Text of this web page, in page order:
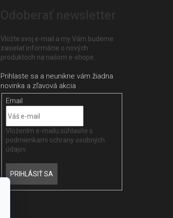
Vložte svoj e-mail a my Vám budeme
zasielať informácie o nových
produktoch na našom e-shope.
Email
Vložením e-mailu súhlasíte s
podmienkami ochrany osobných
údajov
PRIHLÁSIŤ SA